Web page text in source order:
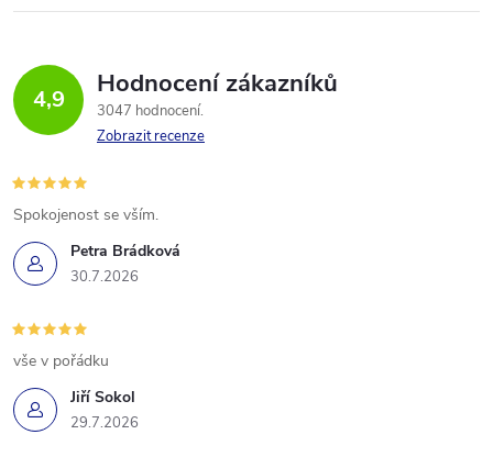
4,9 Hodnocení zákazníků
3047 hodnocení
Zobrazit recenze
Petra Brádková
30.7.2026
Spokojenost se vším.
Jiří Sokol
29.7.2026
vše v pořádku